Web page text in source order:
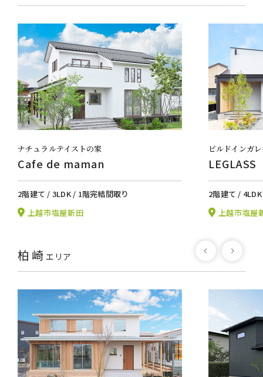
ナチュラルテイストの家
Cafe de maman
2階建て / 3LDK / 1階完結間取り
上越市塩屋新田
ビルドインガ
LEGLASS
2階建て /
上越市塩屋
柏崎 エリア